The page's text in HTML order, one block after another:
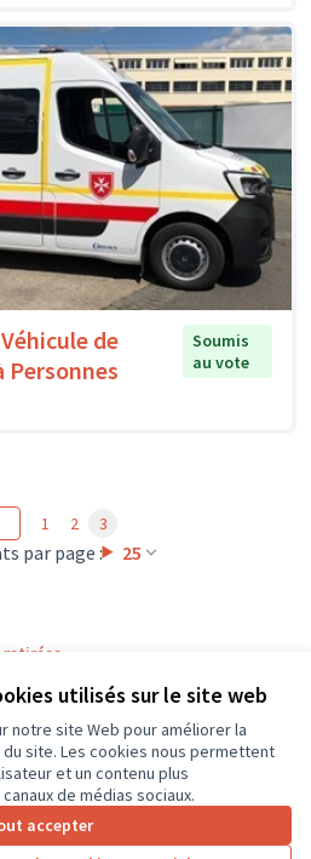
utilisés sur le site web
notre site Web pour améliorer la
site. Les cookies nous permettent
et un contenu plus
de médias sociaux.
accepter
de
Personnes
Soumis
au vote
par page : 25
1 2 3